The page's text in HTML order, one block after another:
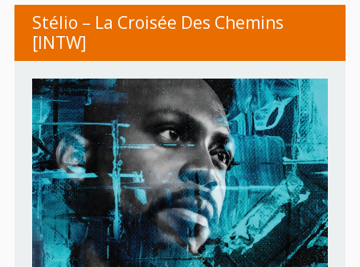
Stélio – La Croisée Des Chemins
[INTW]